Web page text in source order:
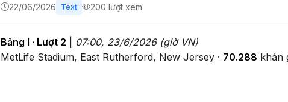
22/06/2026 Text 200 lượt xem
Bảng I · Lượt 2
07:00, 23/6/2026 (giờ VN)
MetLife Stadium, East Rutherford, New Jersey · 70.288 khán